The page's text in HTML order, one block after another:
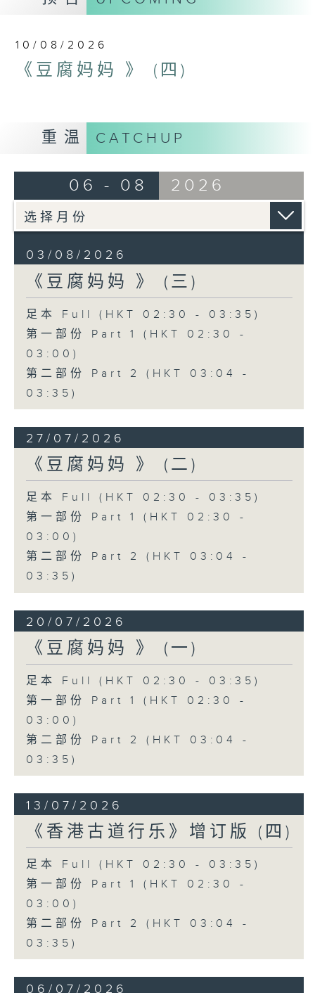
10/08/2026
《豆腐妈妈 》 (四)
重温 CATCHUP
06 - 08 2026
03/08/2026
《豆腐妈妈 》 (三)
足本 Full (HKT 02:30 - 03:35)
第一部份 Part 1 (HKT 02:30 -
03:00)
第二部份 Part 2 (HKT 03:04 -
03:35)
27/07/2026
《豆腐妈妈 》 (二)
足本 Full (HKT 02:30 - 03:35)
第一部份 Part 1 (HKT 02:30 -
03:00)
第二部份 Part 2 (HKT 03:04 -
03:35)
20/07/2026
《豆腐妈妈 》 (一)
足本 Full (HKT 02:30 - 03:35)
第一部份 Part 1 (HKT 02:30 -
03:00)
第二部份 Part 2 (HKT 03:04 -
03:35)
13/07/2026
《香港古道行乐》增订版 (四)
足本 Full (HKT 02:30 - 03:35)
第一部份 Part 1 (HKT 02:30 -
03:00)
第二部份 Part 2 (HKT 03:04 -
03:35)
06/07/2026